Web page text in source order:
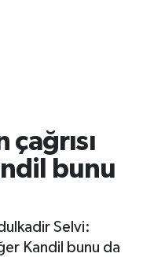
çağrısı
bunu
Selvi:
Kandil bunu da